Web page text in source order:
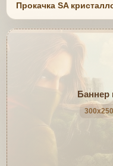
Прокачка SA
Баннер